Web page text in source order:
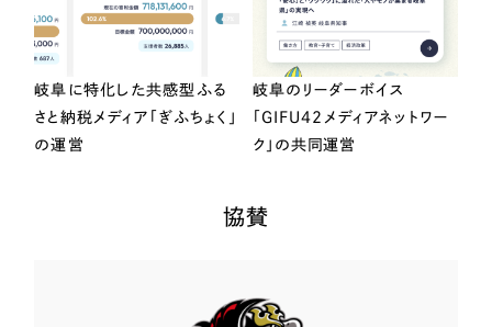
岐阜に特化した共感型ふる
さと納税メディア「ぎふちょく」
の運営
岐阜のリーダーボイス
「GIFU42メディアネットワー
ク」の共同運営
協賛